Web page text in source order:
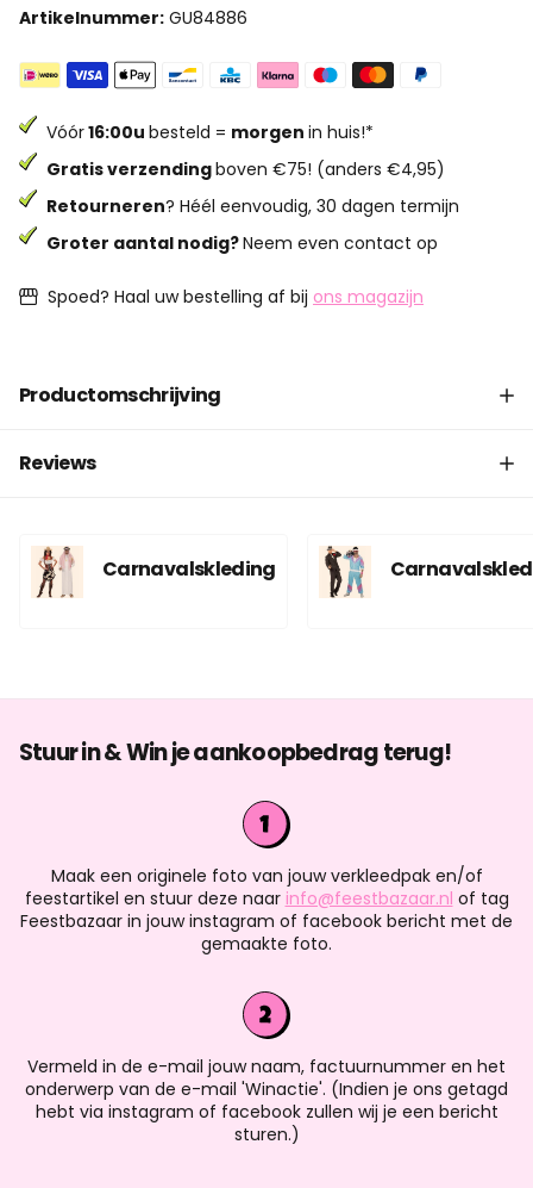
Artikelnummer: GU84886
Vóór16:00u besteld = morgen in huis!*
Gratis verzendingboven €75! (anders €4,95)
Retourneren? Héél eenvoudig, 30 dagen termijn
Groter aantal nodig?Neem even contact op
Spoed? Haal uw bestelling af bij ons magazijn
Productomschrijving
Reviews
Carnavalskleding
Stuur in & Win je aankoopbedrag terug!
Maak een originele foto van jouw verkleedpak en/of
feestartikel en stuur deze naar info@feestbazaar.nl of tag
Feestbazaar in jouw instagram of facebook bericht met de
gemaakte foto.
Vermeld in de e-mail jouw naam, factuurnummer en het
onderwerp van de e-mail 'Winactie'. (Indien je ons getagd
hebt via instagram of facebook zullen wij je een bericht
sturen.)